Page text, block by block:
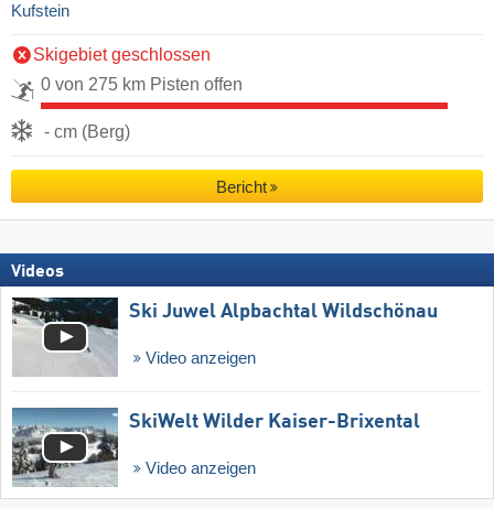
Kufstein
Skigebiet geschlossen
0 von 275 km Pisten offen
- cm (Berg)
Bericht
Videos
Ski Juwel Alpbachtal Wildschönau
Video anzeigen
SkiWelt Wilder Kaiser-Brixental
Video anzeigen